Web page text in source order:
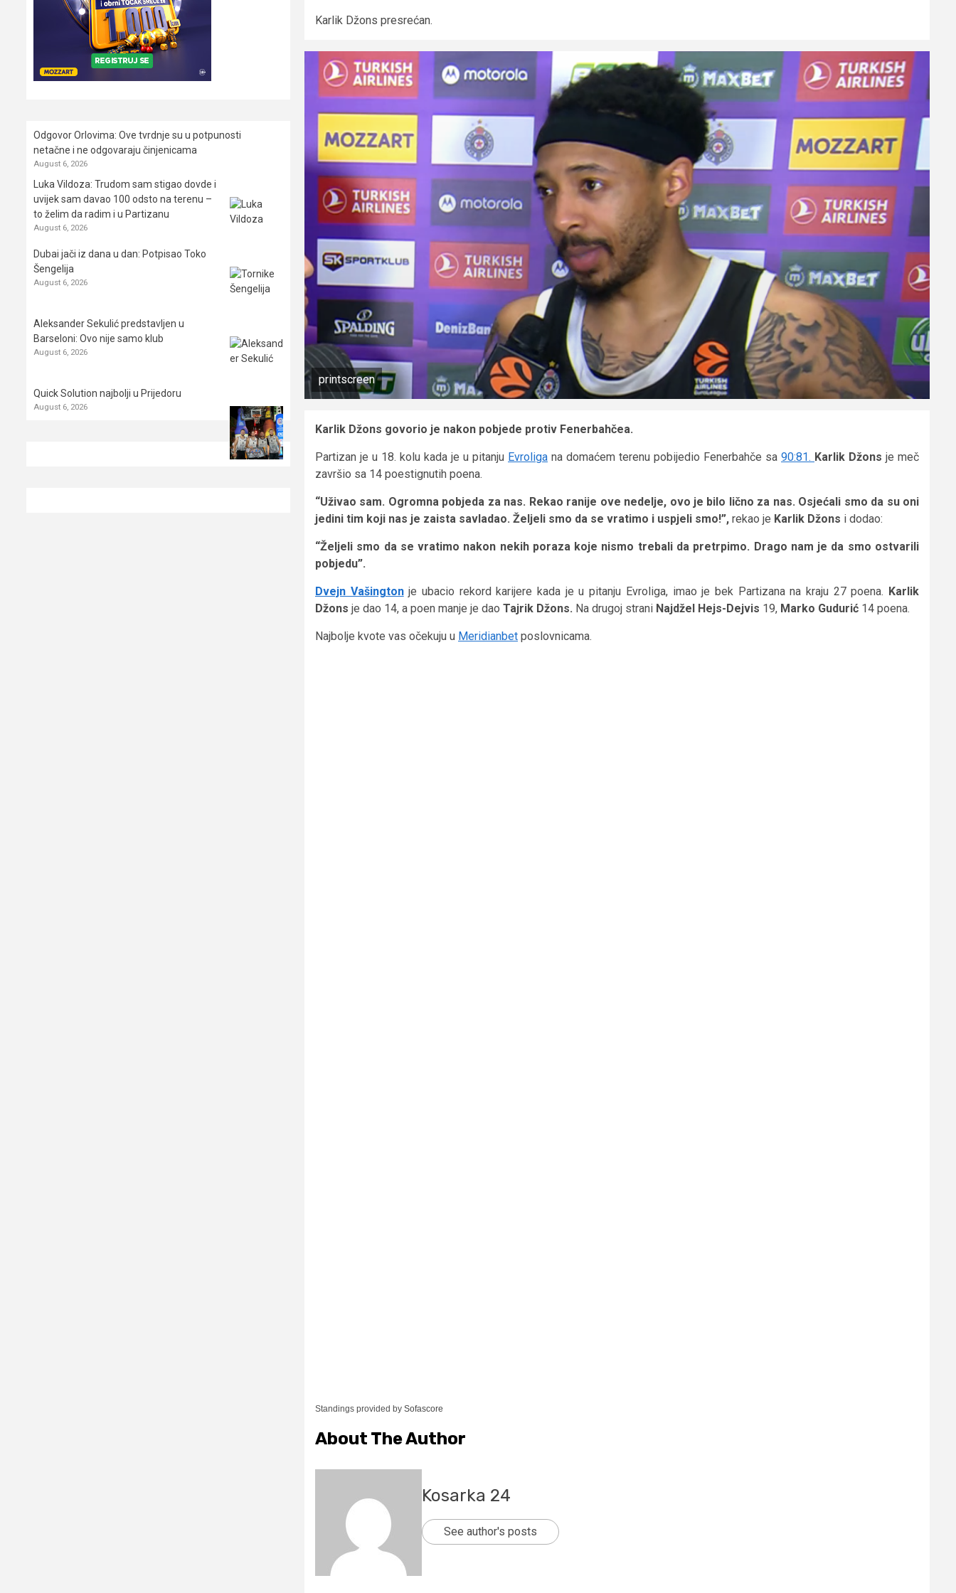
Karlik Džons presrećan.
printscreen
Karlik Džons govorio je nakon pobjede protiv Fenerbahčea.
Partizan je u 18. kolu kada je u pitanju Evroliga na domaćem terenu pobijedio Fenerbahče sa 90:81. Karlik Džons je meč
završio sa 14 poestignutih poena.
“Uživao sam. Ogromna pobjeda za nas. Rekao ranije ove nedelje, ovo je bilo lično za nas. Osjećali smo da su oni
jedini tim koji nas je zaista savladao. Željeli smo da se vratimo i uspjeli smo!”, rekao je Karlik Džons i dodao:
“Željeli smo da se vratimo nakon nekih poraza koje nismo trebali da pretrpimo. Drago nam je da smo ostvarili
pobjedu”.
Dvejn Vašingtonje ubacio rekord karijere kada je u pitanju Evroliga, imao je bek Partizana na kraju 27 poena. Karlik
Džons je dao 14, a poen manje je dao Tajrik Džons. Na drugoj strani Najdžel Hejs-Dejvis 19, Marko Gudurić 14 poena.
Najbolje kvote vas očekuju u Meridianbet poslovnicama.
Standings provided by Sofascore
About The Author
Kosarka 24
See author's posts
Odgovor Orlovima: ​Ove tvrdnje su u potpunosti
netačne i ne odgovaraju činjenicama
August 6, 2026
Luka Vildoza: Trudom sam stigao dovde i
uvijek sam davao 100 odsto na terenu –
to želim da radim i u Partizanu
August 6, 2026
Dubai jači iz dana u dan: Potpisao Toko
Šengelija
August 6, 2026
Aleksander Sekulić predstavljen u
Barseloni: Ovo nije samo klub
August 6, 2026
Quick Solution najbolji u Prijedoru
August 6, 2026